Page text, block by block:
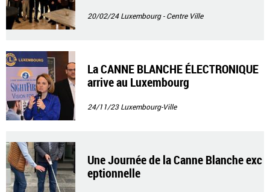
20/02/24Luxembourg - Centre Ville
La CANNE BLANCHE ÉLECTRONIQUE
arrive au Luxembourg
24/11/23Luxembourg-Ville
Une Journée de la Canne Blanche exc
eptionnelle